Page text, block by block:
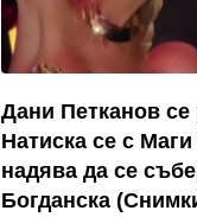
Дани Петканов се
Натиска се с
надява да се
Богданска